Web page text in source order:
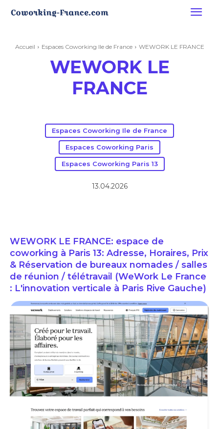
Accueil Espaces Coworking Ile de France WEWORK LE FRANCE
WEWORK LE
FRANCE
Espaces Coworking Ile de France
Espaces Coworking Paris
Espaces Coworking Paris 13
13.04.2026
WEWORK LE FRANCE: espace de
coworking à Paris 13: Adresse, Horaires, Prix
& Réservation de bureaux nomades / salles
de réunion / télétravail (WeWork Le France
: L'innovation verticale à Paris Rive Gauche)